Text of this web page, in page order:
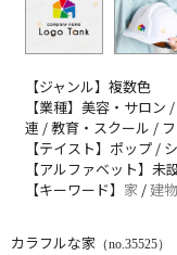
【ジャンル】複数色
【業種】美容・サロ
連 / 教育・スクール /
【テイスト】ポップ /
【アルファベット】未
【キーワード】 家 /建物
カラフルな家 （no.35525）